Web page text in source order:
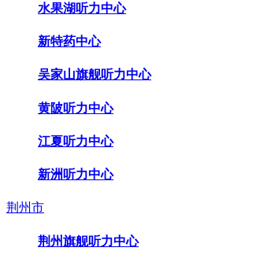
水果湖听力中心
新特药中心
吴家山旗舰听力中心
黄陂听力中心
江夏听力中心
新洲听力中心
荆州市
荆州旗舰听力中心